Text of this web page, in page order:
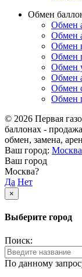
Обмен
Обмен
Обмен
Обмен
Обмен
Обмен
Обмен
Обмен
Обмен
© 2026 Первая
баллонах -
обмен, замена,
Ваш город: Москва
Ваш город
Москва?
Да Нет
×
Выберите город
Поиск:
По данному